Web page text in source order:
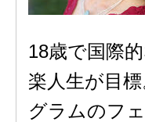
18歳で国際
楽人生が目
グラムのフ